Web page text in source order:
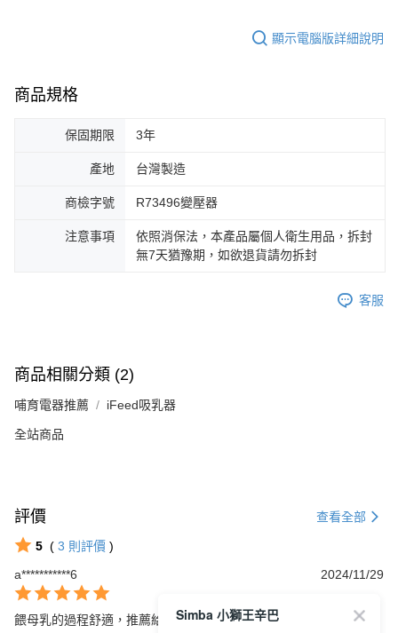
顯示電腦版詳細說明
商品規格
保固期限 3年
產地 台灣製造
商檢字號 R73496變壓器
注意事項
依照消保法，本產品屬個人衛生用品，拆封
無7天猶豫期，如欲退貨請勿拆封
客服
商品相關分類 (2)
哺育電器推薦 iFeed吸乳器
全站商品
評價 查看全部
5 ( 3 則評價 )
a***********6
2024/11/29
餵母乳的過程舒適，推薦給新手媽媽。Simba 小獅王辛巴